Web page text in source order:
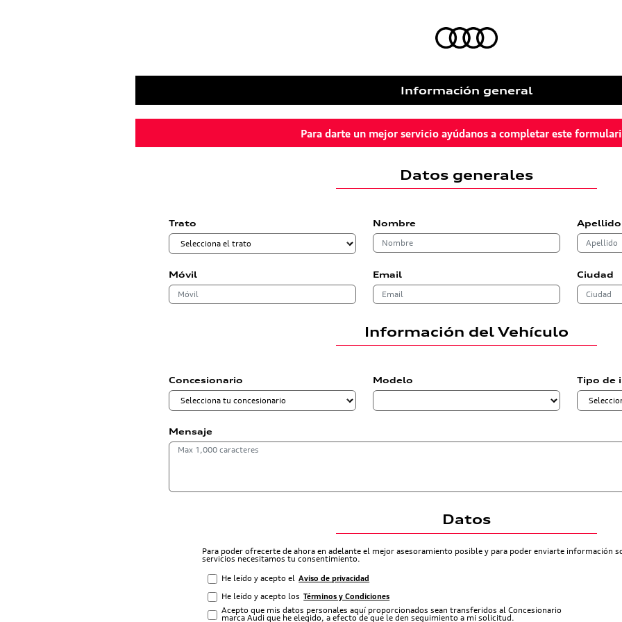
Información general
Para darte un mejor servicio ayúdanos a completar este
Datos generales
Trato Nombre Apellido
Móvil Email Ciudad
Información del Vehículo
Concesionario Modelo Tipo de
Mensaje
Datos
Para poder ofrecerte de ahora en adelante el mejor asesoramiento posible y para poder enviarte información
servicios necesitamos tu consentimiento.
He leído y acepto el Aviso de privacidad
He leído y acepto los Términos y Condiciones
Acepto que mis datos personales aquí proporcionados sean transferidos al Concesionario
marca Audi que he elegido, a efecto de que le den seguimiento a mi solicitud.